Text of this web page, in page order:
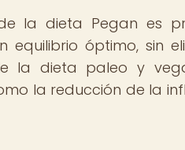
la dieta Pegan es
equilibrio óptimo, sin
la dieta paleo y
la reducción de la